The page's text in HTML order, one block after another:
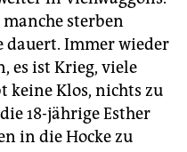
manche sterben
dauert. Immer wieder
es ist Krieg, viele
keine Klos, nichts zu
18-jährige Esther
in die Hocke zu